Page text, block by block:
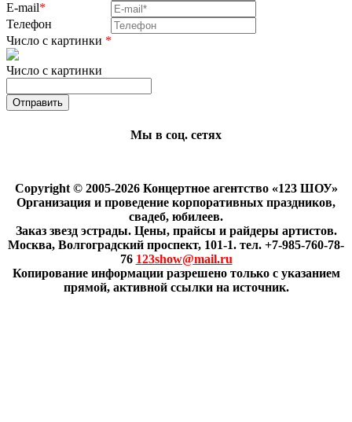
E-mail*
Телефон
Число с картинки *
Число с картинки
Мы в соц. сетях
Copyright © 2005-2026 Концертное агентство «123 ШОУ»
Организация и проведение корпоративных праздников,
свадеб, юбилеев.
Заказ звезд эстрады. Цены, прайсы и райдеры артистов.
Москва, Волгоградский проспект, 101-1. тел. +7-985-760-78-
76 123show@mail.ru
Копирование информации разрешено только с указанием
прямой, активной ссылки на источник.